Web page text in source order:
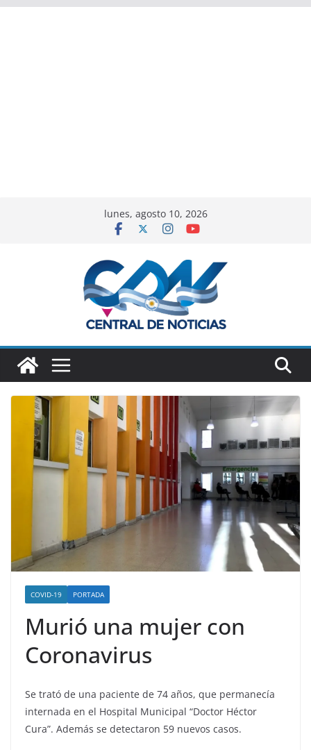
lunes, agosto 10, 2026
COVID-19 PORTADA
Murió una mujer con
Coronavirus
Se trató de una paciente de 74 años, que permanecía
internada en el Hospital Municipal “Doctor Héctor
Cura”. Además se detectaron 59 nuevos casos.